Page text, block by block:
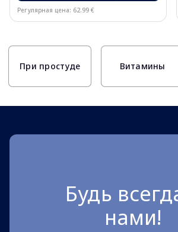
Регулярная цена: 62.99 €
При простуде Витамины
Будь
нами!